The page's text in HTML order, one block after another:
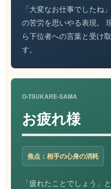
「大変なお仕事でしたね
の苦労を思いやる表現。
ら下位者への言葉と受け
す。
O-TSUKARE-SAMA
お疲れ様
焦点：相手の心身の消耗
「疲れたことでしょう」